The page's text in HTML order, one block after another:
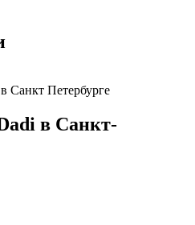
Санкт Петербурге
в Санкт-